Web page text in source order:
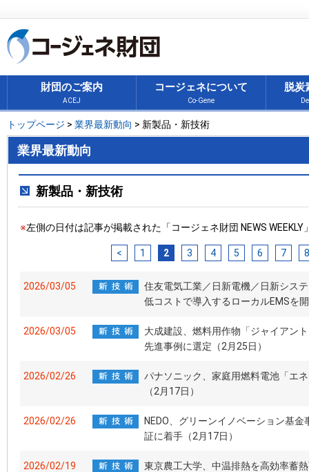
財団のご案内
ACEJ
コージェネについて
Co-Gene
脱炭
トップページ > 業界最新動向 > 新製品・新技術
業界最新動向
新製品・新技術
※左側の日付は記事が掲載された「コージェネ財団 NEWS
< 1 2 3 4 5 6 7 8
2026/03/05
住友電気工業／日新電機／日新シス
低コストで導入するローカルEMSを
2026/03/05
大成建設、燃料用作物「ジャイアン
先進事例に選定（2月25日）
2026/02/26
パナソニック、家庭用燃料電池「エ
（2月17日）
2026/02/26
NEDO、グリーンイノベーション基
証に着手（2月17日）
2026/02/19
東京農工大学、中温排熱を高効率蓄